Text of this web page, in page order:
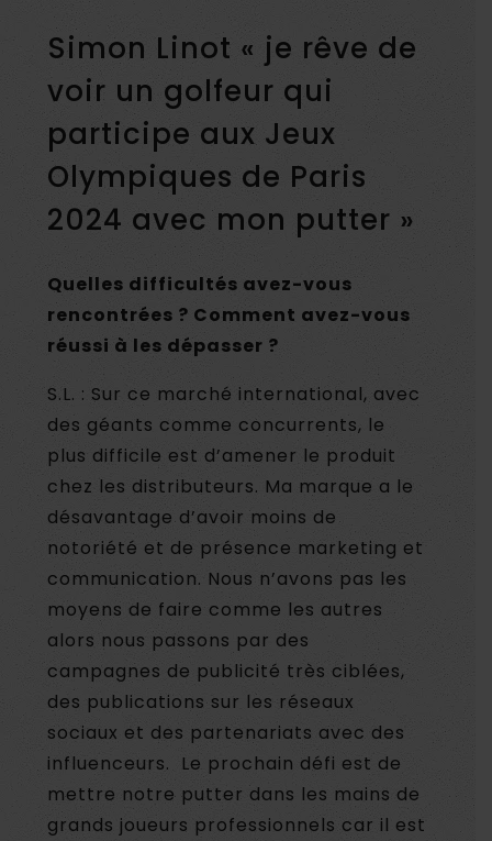
Simon Linot « je rêve de
voir un golfeur qui
participe aux Jeux
Olympiques de Paris
2024 avec mon putter »
Quelles difficultés avez-vous
rencontrées ? Comment avez-vous
réussi à les dépasser ?
S.L. : Sur ce marché international, avec
des géants comme concurrents, le
plus difficile est d’amener le produit
chez les distributeurs. Ma marque a le
désavantage d’avoir moins de
notoriété et de présence marketing et
communication. Nous n’avons pas les
moyens de faire comme les autres
alors nous passons par des
campagnes de publicité très ciblées,
des publications sur les réseaux
sociaux et des partenariats avec des
influenceurs. Le prochain défi est de
mettre notre putter dans les mains de
grands joueurs professionnels car il est